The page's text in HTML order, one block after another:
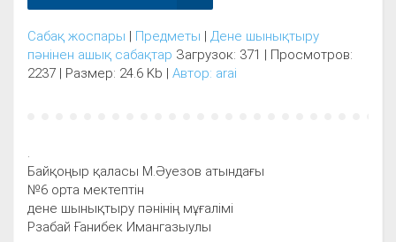
Сабақ жоспары | Предметы | Дене шынықтыру
пәнінен ашық сабақтар Загрузок: 371 | Просмотров:
2237 | Размер: 24.6 Kb | Автор: arai
Байқоңыр қаласы М.Әуезов атындағы
№6 орта мектептін
дене шынықтыру пәнінің мұғалімі
Рзабай Ғанибек Имангазыулы